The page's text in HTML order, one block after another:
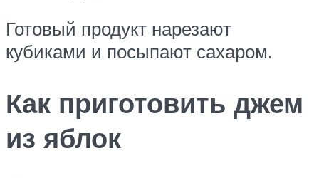
Готовый продукт нарезают
кубиками и посыпают сахаром.
Как приготовить джем
из яблок